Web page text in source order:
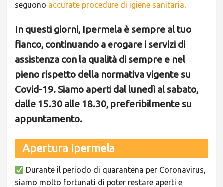
seguono accurate procedure di igiene sanitaria.
In questi giorni, Ipermela è sempre al tuo
fianco, continuando a erogare i servizi di
assistenza con la qualità di sempre e nel
pieno rispetto della normativa vigente su
Covid-19. Siamo aperti dal lunedì al sabato,
dalle 15.30 alle 18.30, preferibilmente su
appuntamento.
Apertura Ipermela
Durante il periodo di quarantena per Coronavirus,
siamo molto fortunati di poter restare aperti e